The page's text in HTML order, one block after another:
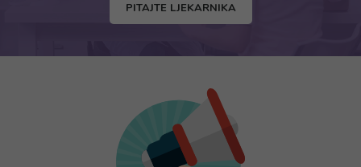
PITAJTE LJEKARNIKA